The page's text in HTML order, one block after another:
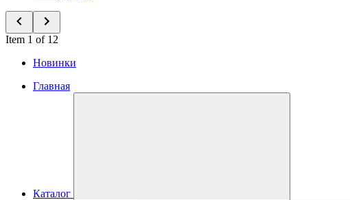
Item 1 of 12
Новинки
Главная
Каталог